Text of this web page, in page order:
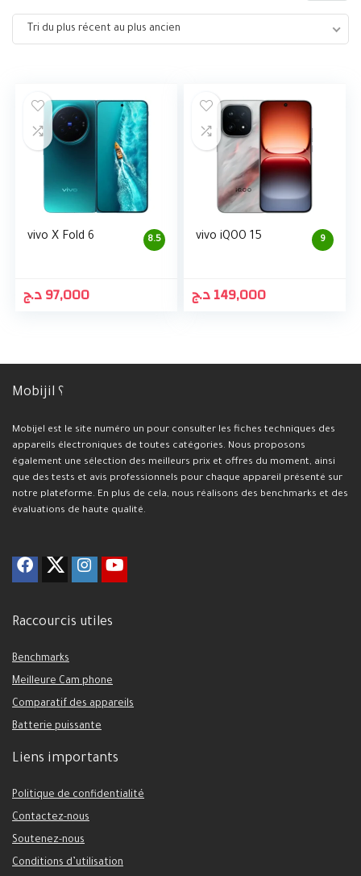
Tri du plus récent au plus ancien
8.5
vivo X Fold 6
97,000د.ج
9
vivo iQOO 15
149,000د.ج
Mobijil ؟
Mobijel est le site numéro un pour consulter les fiches techniques des
appareils électroniques de toutes catégories. Nous proposons
également une sélection des meilleurs prix et offres du moment, ainsi
que des tests et avis professionnels pour chaque appareil présenté sur
notre plateforme. En plus de cela, nous réalisons des benchmarks et des
évaluations de haute qualité.
Raccourcis utiles
Benchmarks
Meilleure Cam phone
Comparatif des appareils
Batterie puissante
Liens importants
Politique de confidentialité
Contactez-nous
Soutenez-nous
Conditions d’utilisation